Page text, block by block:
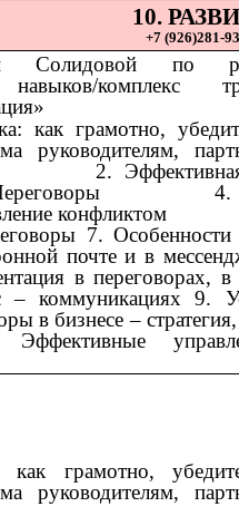
10.
+7 (926)281-
Солидовой по
комплекс
как грамотно,
руководителям,
2. Эффективная
4.
конфликтом
7. Особенности
почте и в
в переговорах, в
– коммуникациях 9.
в бизнесе – стратегия,
как грамотно,
руководителям,